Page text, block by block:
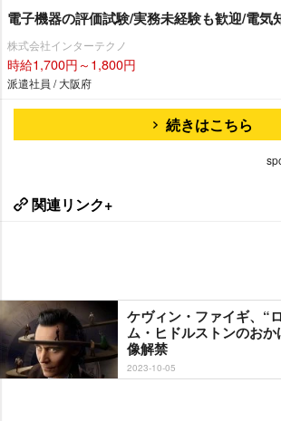
電子機器の評価試験/実務未経験も歓迎/電気
株式会社インターテクノ
時給1,700円～1,800円
派遣社員 / 大阪府
続きはこちら
関連リンク+
ケヴィン・ファイギ、“
ム・ヒドルストンのお
像解禁
2023-10-05